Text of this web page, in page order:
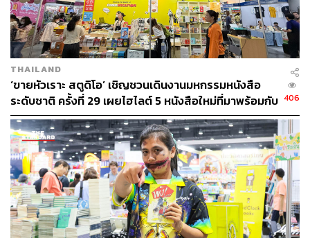
THAILAND
‘ขายหัวเราะ สตูดิโอ’ เชิญชวนเดินงานมหกรรมหนังสือ
ระดับชาติ ครั้งที่ 29 เผยไฮไลต์ 5 หนังสือใหม่ที่มาพร้อมกับ
ส่วนลดสุดพิเศษ
406